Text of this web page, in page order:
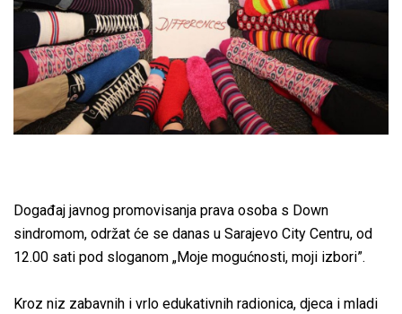
Događaj javnog promovisanja prava osoba s Down
sindromom, održat će se danas u Sarajevo City Centru, od
12.00 sati pod sloganom „Moje mogućnosti, moji izbori”.
Kroz niz zabavnih i vrlo edukativnih radionica, djeca i mladi